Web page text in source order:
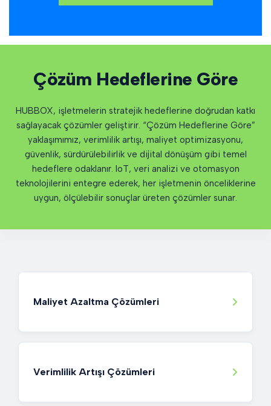
Çözüm Hedeflerine Göre
HUBBOX, işletmelerin stratejik hedeflerine doğrudan katkı
sağlayacak çözümler geliştirir. “Çözüm Hedeflerine Göre”
yaklaşımımız, verimlilik artışı, maliyet optimizasyonu,
güvenlik, sürdürülebilirlik ve dijital dönüşüm gibi temel
hedeflere odaklanır. IoT, veri analizi ve otomasyon
teknolojilerini entegre ederek, her işletmenin önceliklerine
uygun, ölçülebilir sonuçlar üreten çözümler sunar.
Maliyet Azaltma Çözümleri
Verimlilik Artışı Çözümleri